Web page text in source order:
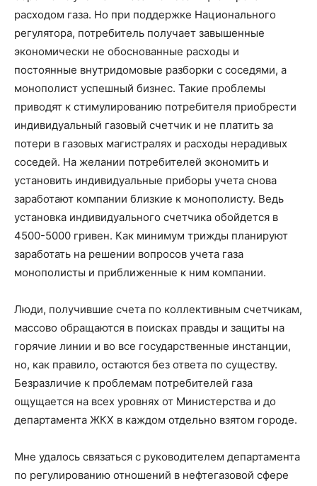
расходом газа. Но при поддержке Национального
регулятора, потребитель получает завышенные
экономически не обоснованные расходы и
постоянные внутридомовые разборки с соседями, а
монополист успешный бизнес. Такие проблемы
приводят к стимулированию потребителя приобрести
индивидуальный газовый счетчик и не платить за
потери в газовых магистралях и расходы нерадивых
соседей. На желании потребителей экономить и
установить индивидуальные приборы учета снова
заработают компании близкие к монополисту. Ведь
установка индивидуального счетчика обойдется в
4500-5000 гривен. Как минимум трижды планируют
заработать на решении вопросов учета газа
монополисты и приближенные к ним компании.
Люди, получившие счета по коллективным счетчикам,
массово обращаются в поисках правды и защиты на
горячие линии и во все государственные инстанции,
но, как правило, остаются без ответа по существу.
Безразличие к проблемам потребителей газа
ощущается на всех уровнях от Министерства и до
департамента ЖКХ в каждом отдельно взятом городе.
Мне удалось связаться с руководителем департамента
по регулированию отношений в нефтегазовой сфере